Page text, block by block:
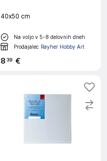
40x50 cm
Na voljo v 5-8 delovnih dneh
Prodajalec Rayher Hobby Art
8 39 €